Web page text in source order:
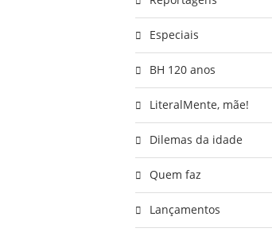
Especiais
BH 120 anos
LiteralMente, mãe!
Dilemas da idade
Quem faz
Lançamentos